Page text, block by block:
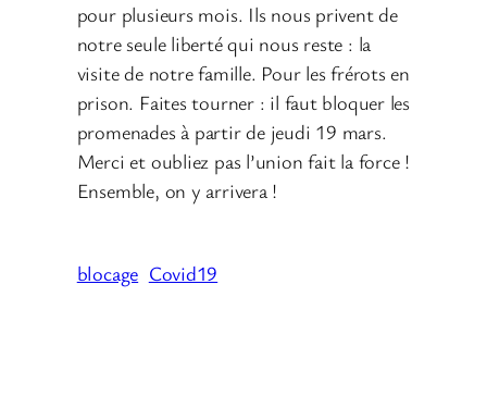
pour plusieurs mois. Ils nous privent de
notre seule liberté qui nous reste : la
visite de notre famille. Pour les frérots en
prison. Faites tourner : il faut bloquer les
promenades à partir de jeudi 19 mars.
Merci et oubliez pas l’union fait la force !
Ensemble, on y arrivera !
blocage Covid19